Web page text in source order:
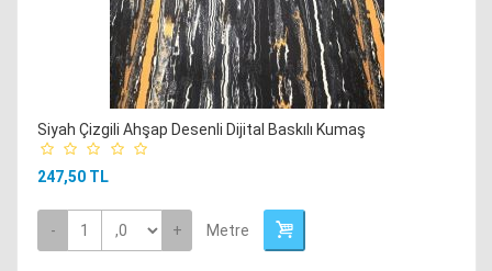
Siyah Çizgili Ahşap Desenli Dijital Baskılı Kumaş
247,50 TL
- + Metre